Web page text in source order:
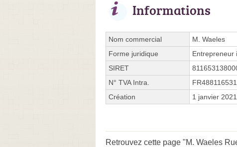
Informations
Nom commercial
M. Waeles
Forme juridique
Entrepreneur
SIRET
N° TVA Intra.
Création
1 janvier 2021
Retrouvez cette page "M. Waeles